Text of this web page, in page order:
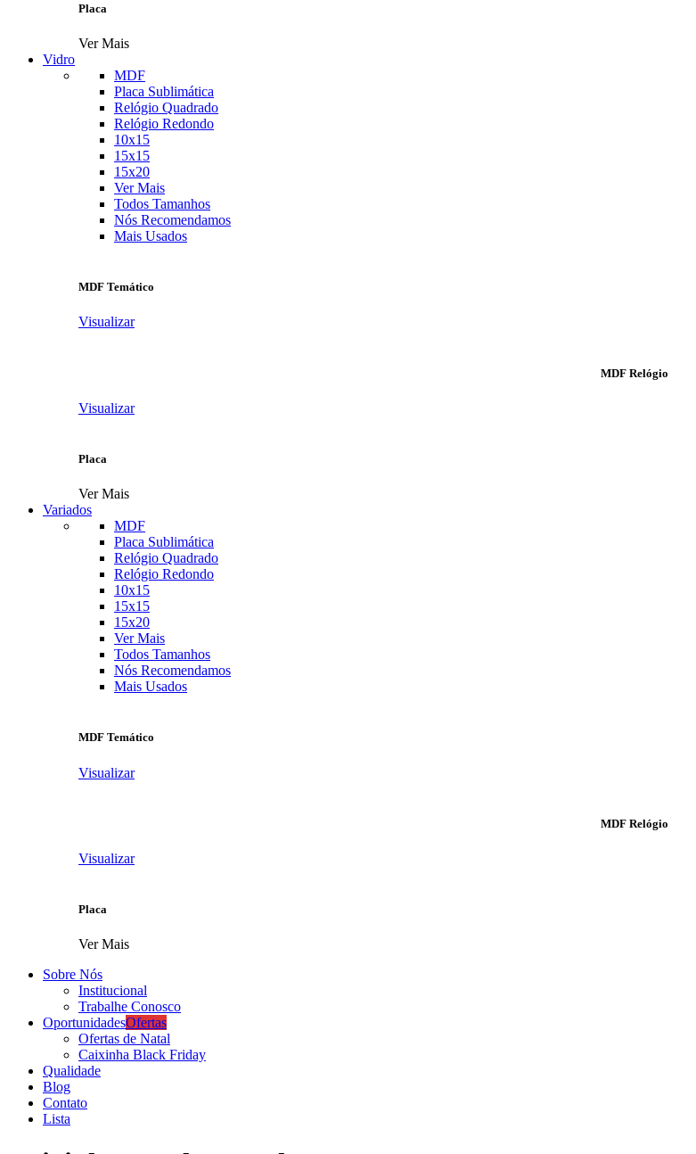
Placa
Ver Mais
Vidro
MDF
Placa Sublimática
Relógio Quadrado
Relógio Redondo
10x15
15x15
15x20
Ver Mais
Todos Tamanhos
Nós Recomendamos
Mais Usados
MDF Temático
Visualizar
MDF Relógio
Visualizar
Placa
Ver Mais
Variados
MDF
Placa Sublimática
Relógio Quadrado
Relógio Redondo
10x15
15x15
15x20
Ver Mais
Todos Tamanhos
Nós Recomendamos
Mais Usados
MDF Temático
Visualizar
MDF Relógio
Visualizar
Placa
Ver Mais
Sobre Nós
Institucional
Trabalhe Conosco
OportunidadesOfertas
Ofertas de Natal
Caixinha Black Friday
Qualidade
Blog
Contato
Lista